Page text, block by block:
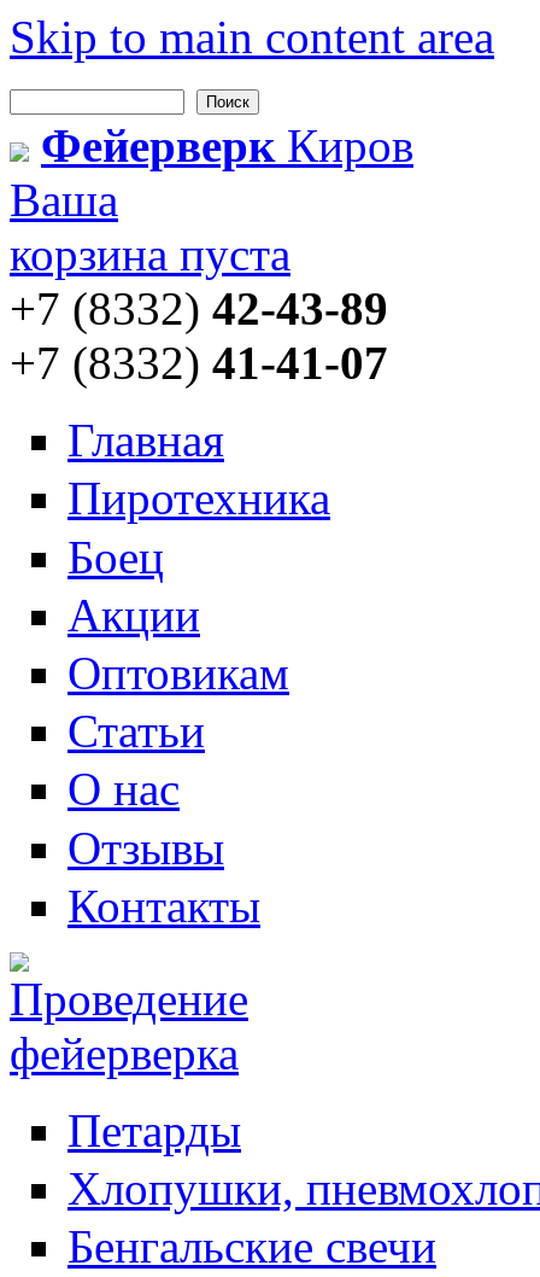
Skip to main content area
Форма поиска
ФейерверкКиров
Ваша
корзина пуста
+7 (8332) 42-43-89
+7 (8332) 41-41-07
Главная
Пиротехника
Боец
Акции
Оптовикам
Статьи
О нас
Отзывы
Контакты
Петарды
Хлопушки,
Бенгальские свечи